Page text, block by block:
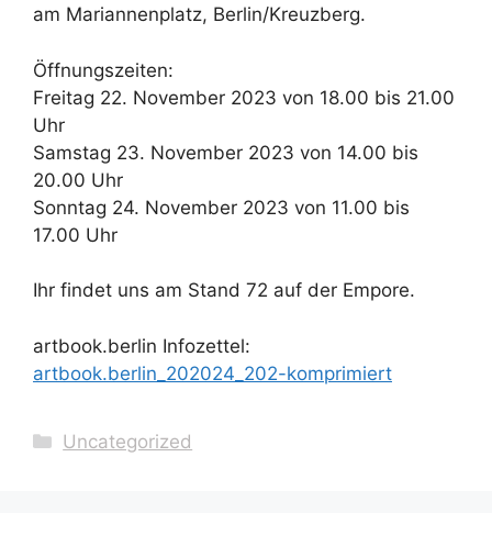
am Mariannenplatz, Berlin/Kreuzberg.
Öffnungszeiten:
Freitag 22. November 2023 von 18.00 bis 21.00
Uhr
Samstag 23. November 2023 von 14.00 bis
20.00 Uhr
Sonntag 24. November 2023 von 11.00 bis
17.00 Uhr
Ihr findet uns am Stand 72 auf der Empore.
artbook.berlin Infozettel:
artbook.berlin_202024_202-komprimiert
Kategorien
Uncategorized